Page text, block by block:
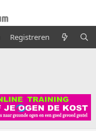
Registreren